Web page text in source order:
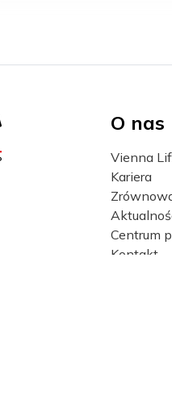
O nas
Vienna
Kariera
Centrum
Kontakt